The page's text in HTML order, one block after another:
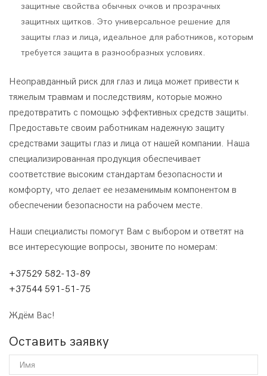
защитные свойства обычных очков и прозрачных
защитных щитков. Это универсальное решение для
защиты глаз и лица, идеальное для работников, которым
требуется защита в разнообразных условиях.
Неоправданный риск для глаз и лица может привести к
тяжелым травмам и последствиям, которые можно
предотвратить с помощью эффективных средств защиты.
Предоставьте своим работникам надежную защиту
средствами защиты глаз и лица от нашей компании. Наша
специализированная продукция обеспечивает
соответствие высоким стандартам безопасности и
комфорту, что делает ее незаменимым компонентом в
обеспечении безопасности на рабочем месте.
Наши специалисты помогут Вам с выбором и ответят на
все интересующие вопросы, звоните по номерам:
+37529 582-13-89
+37544 591-51-75
Ждём Вас!
Оставить заявку